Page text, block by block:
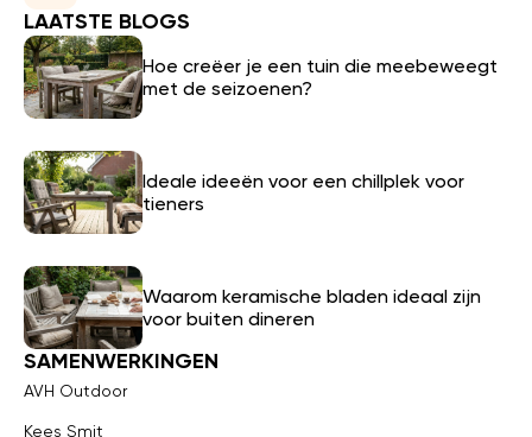
LAATSTE BLOGS
Hoe creëer je een tuin die meebeweegt
met de seizoenen?
Ideale ideeën voor een chillplek voor
tieners
Waarom keramische bladen ideaal zijn
voor buiten dineren
SAMENWERKINGEN
AVH Outdoor
Kees Smit